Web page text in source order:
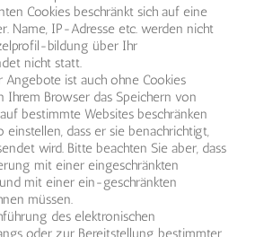
Cookies beschränkt sich auf eine
Name, IP-Adresse etc. werden nicht
bildung über Ihr
nicht statt.
ist auch ohne Cookies
Ihrem Browser das Speichern von
bestimmte Websites beschränken
dass er sie benachrichtigt,
wird. Bitte beachten Sie aber, dass
mit einer eingeschränkten
mit einer ein-geschränkten
müssen.
des elektronischen
oder zur Bereitstellung bestimmter,